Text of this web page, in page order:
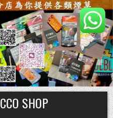
SHOP